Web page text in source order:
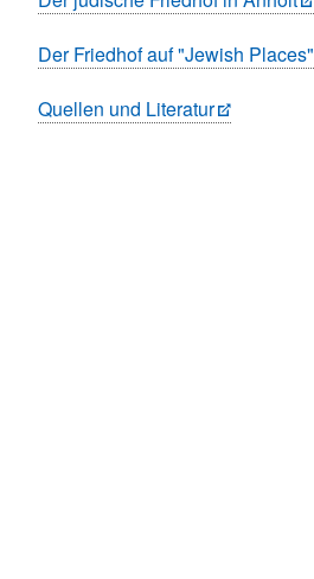
Der Friedhof auf "Jewish Places"
Quellen und Literatur